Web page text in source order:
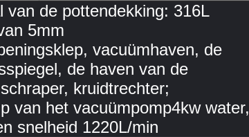
van de pottendekking: 316L
5mm
vacuümhaven, de
de haven van de
kruidtrechter;
van het vacuümpomp4kw water,
snelheid 1220L/min